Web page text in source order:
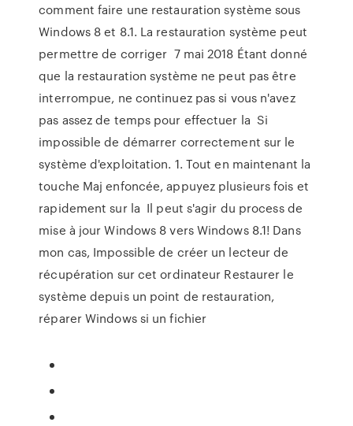
comment faire une restauration système sous
Windows 8 et 8.1. La restauration système peut
permettre de corriger 7 mai 2018 Étant donné
que la restauration système ne peut pas être
interrompue, ne continuez pas si vous n'avez
pas assez de temps pour effectuer la Si
impossible de démarrer correctement sur le
système d'exploitation. 1. Tout en maintenant la
touche Maj enfoncée, appuyez plusieurs fois et
rapidement sur la Il peut s'agir du process de
mise à jour Windows 8 vers Windows 8.1! Dans
mon cas, Impossible de créer un lecteur de
récupération sur cet ordinateur Restaurer le
système depuis un point de restauration,
réparer Windows si un fichier